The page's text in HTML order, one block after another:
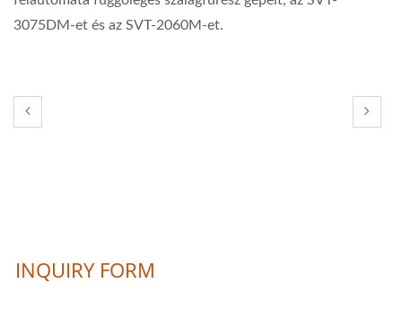
3075DM-et és az SVT-2060M-et.